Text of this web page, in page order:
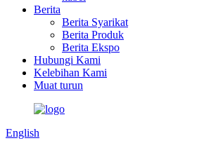
Berita
Berita Syarikat
Berita Produk
Berita Ekspo
Hubungi Kami
Kelebihan Kami
Muat turun
English